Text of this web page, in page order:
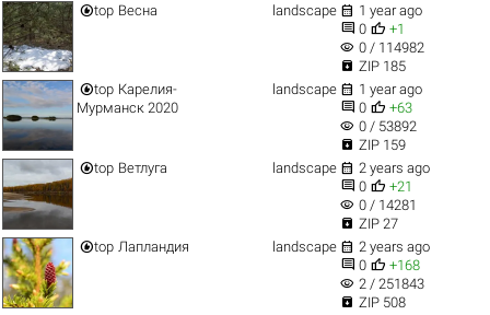
top Весна landscape  1 year ago
 0  +1
visibility 0 / 114982
 ZIP 185
top Карелия-
Мурманск 2020
landscape  1 year ago
 0  +63
visibility 0 / 53892
 ZIP 159
top Ветлуга landscape  2 years ago
 0  +21
visibility 0 / 14281
 ZIP 27
top Лапландия landscape  2 years ago
 0  +168
visibility 2 / 251843
 ZIP 508